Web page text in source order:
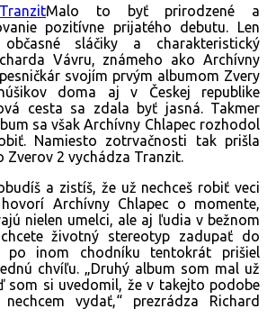
Malo to byť prirodzené a
pozitívne prijatého debutu. Len
sláčiky a charakteristický
Vávru, známeho ako Archívny
svojím prvým albumom Zvery
doma aj v Českej republike
cesta sa zdala byť jasná. Takmer
sa však Archívny Chlapec rozhodol
Namiesto zotrvačnosti tak prišla
Zverov 2 vychádza Tranzit.
a zistíš, že už nechceš robiť veci
Archívny Chlapec o momente,
nielen umelci, ale aj ľudia v bežnom
životný stereotyp zadupať do
inom chodníku tentokrát prišiel
chvíľu. „Druhý album som mal už
som si uvedomil, že v takejto podobe
vydať,“ prezrádza Richard